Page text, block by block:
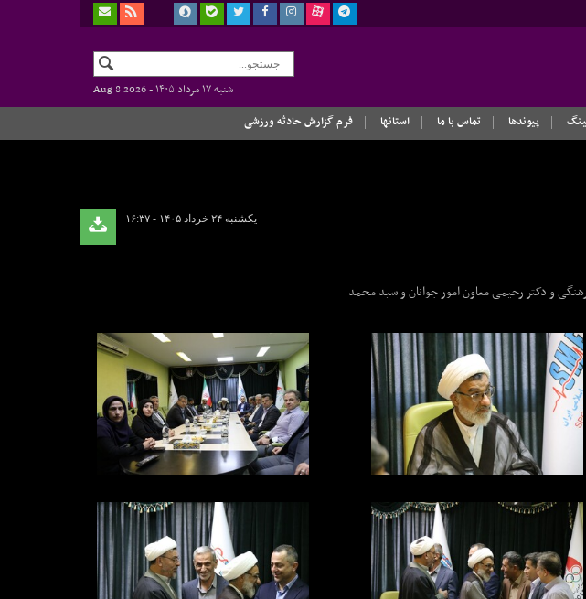
شنبه ۱۷ مرداد ۱۴۰۵ -
Aug 8 2026
پیوندها تماس با ما استانها فرم گزارش حادثه ورزشی
یکشنبه ۲۴ خرداد ۱۴۰۵ - ۱۶:۳۷
و دکتر رحیمی معاون امور جوانان و سید محمد